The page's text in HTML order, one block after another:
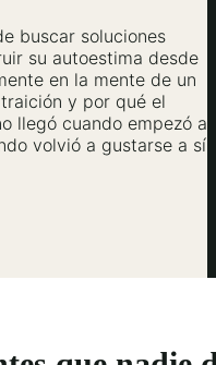
buscar soluciones
su autoestima desde
en la mente de un
y por qué el
llegó cuando empezó a
volvió a gustarse a sí